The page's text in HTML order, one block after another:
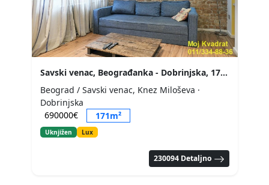
Savski venac, Beograđanka - Dobrinjska, 171m2+60m2
Beograd / Savski venac, Knez Miloševa ·
Dobrinjska
690000€
171m²
Uknjižen Lux
230094 Detaljno